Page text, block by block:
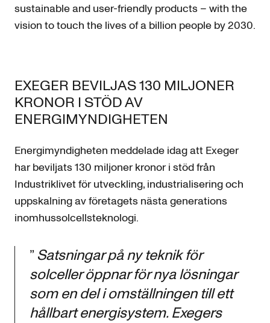
sustainable and user-friendly products – with the
vision to touch the lives of a billion people by 2030.
EXEGER BEVILJAS 130 MILJONER
KRONOR I STÖD AV
ENERGIMYNDIGHETEN
Energimyndigheten meddelade idag att Exeger
har beviljats 130 miljoner kronor i stöd från
Industriklivet för utveckling, industrialisering och
uppskalning av företagets nästa generations
inomhussolcellsteknologi.
”Satsningar på ny teknik för
solceller öppnar för nya lösningar
som en del i omställningen till ett
hållbart energisystem. Exegers